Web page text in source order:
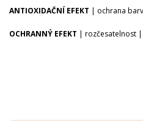
ANTIOXIDAČNÍ EFEKT | ochrana
OCHRANNÝ EFEKT | rozčesatelnost